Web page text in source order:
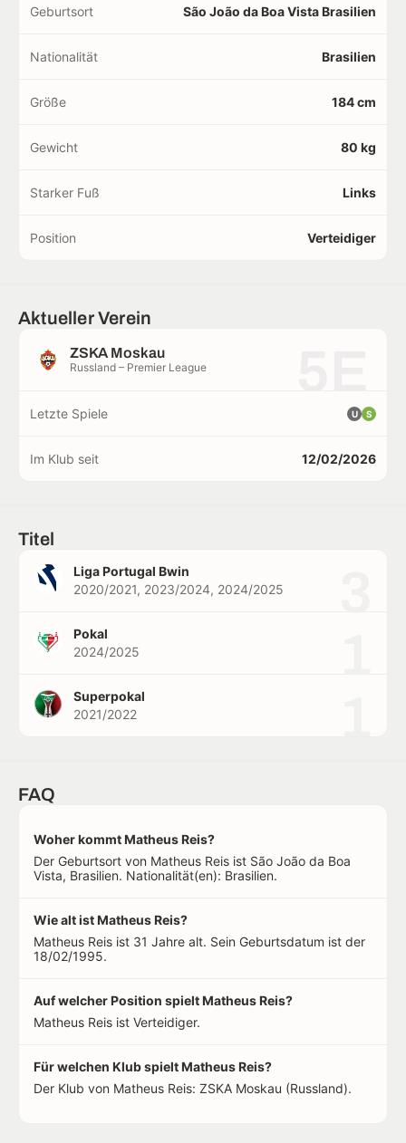
Geburtsort São João da Boa Vista Brasilien
Nationalität Brasilien
Größe 184 cm
Gewicht 80 kg
Starker Fuß Links
Position Verteidiger
Aktueller Verein
ZSKA Moskau
Russland – Premier League
Letzte Spiele U S
Im Klub seit 12/02/2026
Titel
Liga Portugal Bwin
2020/2021, 2023/2024, 2024/2025
Pokal
2024/2025
Superpokal
2021/2022
FAQ
Woher kommt Matheus Reis?
Der Geburtsort von Matheus Reis ist São João da Boa
Vista, Brasilien. Nationalität(en): Brasilien.
Wie alt ist Matheus Reis?
Matheus Reis ist 31 Jahre alt. Sein Geburtsdatum ist der
18/02/1995.
Auf welcher Position spielt Matheus Reis?
Matheus Reis ist Verteidiger.
Für welchen Klub spielt Matheus Reis?
Der Klub von Matheus Reis: ZSKA Moskau (Russland).